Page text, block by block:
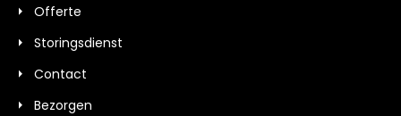
Offerte
Storingsdienst
Contact
Bezorgen